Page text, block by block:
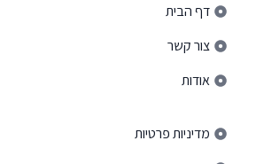
דף הבית
צור קשר
אודות
מדיניות פרטיות